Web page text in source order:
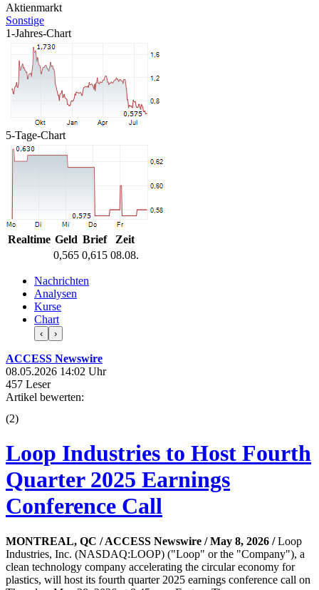
Aktienmarkt
Sonstige
1-Jahres-Chart
5-Tage-Chart
Realtime Geld Brief
Zeit
0,565 0,615 08.08.
Nachrichten
Analysen
Kurse
Chart
‹ ›
ACCESS Newswire
08.05.2026 14:02 Uhr
457 Leser
Artikel bewerten:
(2)
Loop Industries to Host Fourth
Quarter 2025 Earnings
Conference Call
MONTREAL, QC / ACCESS Newswire / May 8, 2026 /Loop
Industries, Inc. (NASDAQ:LOOP) ("Loop" or the "Company"), a
clean technology company accelerating the circular economy for
plastics, will host its fourth quarter 2025 earnings conference call on